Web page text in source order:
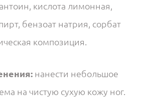
кислота лимонная,
бензоат натрия, сорбат
композиция.
нанести небольшое
на чистую сухую кожу ног.